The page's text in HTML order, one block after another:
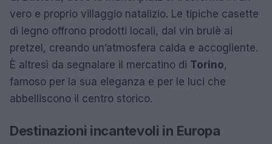
vero e proprio villaggio natalizio. Le tipiche casette
di legno offrono prodotti locali, dal vin brulè ai
pretzel, creando un’atmosfera calda e accogliente.
È altresì da segnalare il mercatino di Torino,
famoso per la sua eleganza e per le luci che
abbelliscono il centro storico.
Destinazioni incantevoli in Europa